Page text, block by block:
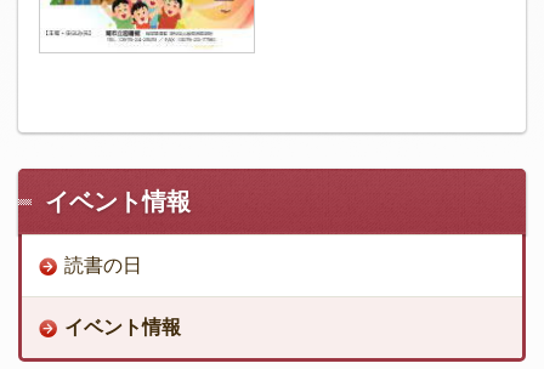
イベント情報
読書の日
イベント情報